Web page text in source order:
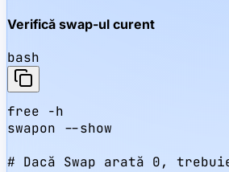
Verifică swap-ul curent
bash
free -h
swapon --show
# Dacă Swap arată 0,